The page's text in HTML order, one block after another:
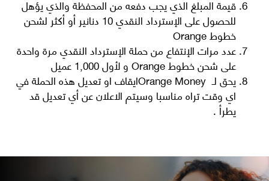
مكافآت Max it
قيمة المبلغ الذي يجب دفعه من المحفظة والذي يؤهل
للحصول على الإسترداد النقدي 10 دنانير أو أكثر لشحن
خطوطOrange
عدد مرات الإنتفاع من حملة الإسترداد النقدي مرة واحدة
على شحن خطوط Orange و لأول 1,000 عميل
يحق لـ Orange Moneyايقاف او تعديل هذه الحملة في
اي وقت تراه مناسبا وسيتم الاعلان عن أي تعديل قد
يطرأ.